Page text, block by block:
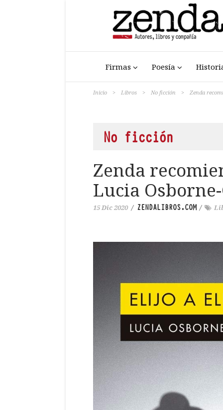
Firmas Poesía
Inicio > Libros > No ficción > Zenda
No ficción
Zenda
Lucia
15 Dic 2020 / ZENDALIBROS.COM/